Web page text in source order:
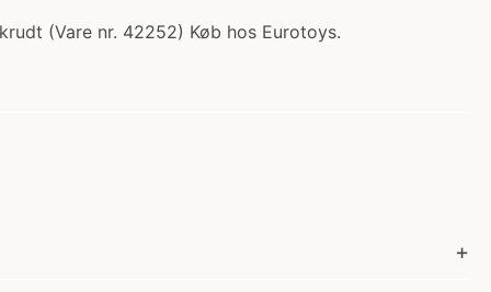
(Vare nr. 42252) Køb hos Eurotoys.